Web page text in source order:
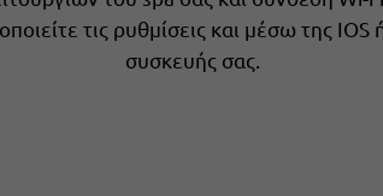
τις ρυθμίσεις και μέσω της
συσκευής σας.